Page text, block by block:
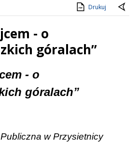
Drukuj
- o
góralach”
- o
góralach”
Publiczna w Przysietnicy